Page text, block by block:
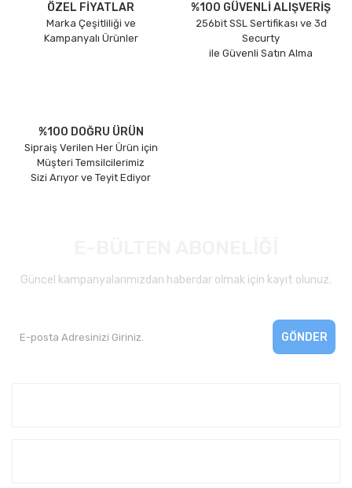
ÖZEL FİYATLAR
Marka Çeşitliliği ve
Kampanyalı Ürünler
%100 GÜVENLİ ALIŞVERİŞ
256bit SSL Sertifikası ve 3d
Securty
ile Güvenli Satın Alma
%100 DOĞRU ÜRÜN
Sipraiş Verilen Her Ürün için
Müşteri Temsilcilerimiz
Sizi Arıyor ve Teyit Ediyor
Güncel kampanyalarımızdan haberdar olmak için kayıt olunuz.
GÖNDER